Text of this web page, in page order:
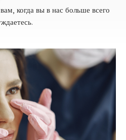
когда вы в нас больше всего